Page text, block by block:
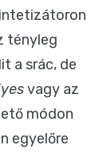
tényleg
a srác, de
vagy az
módon
egyelőre